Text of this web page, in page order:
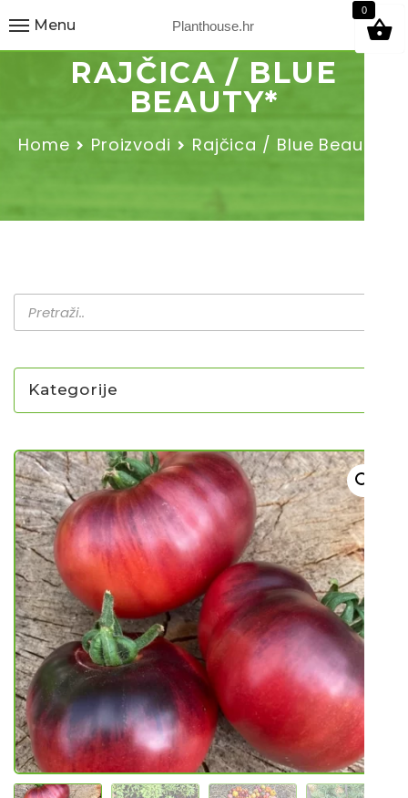
Planthouse.hr
Menu
9
RAJČICA / BLUE
BEAUTY*
Home Proizvodi Rajčica / Blue Beauty*
Kategorije
SADNICE
UKRASNO BILJE I TRAJNICE
GRMOVI/DRVEĆE
HIT SEZONE*** VRTNI SLJEZOVI
UKRASNE TRAVE
HORTENZIJE
LJEKOVITO I ZAČINSKO
VOĆE / BOBIČASTO VOĆE
Sjeme
Sjeme povrća
Rajčice
0